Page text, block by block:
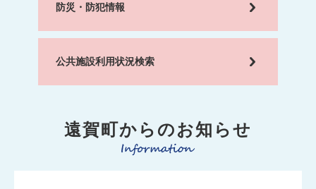
防災・防犯情報
公共施設利用状況検索
遠賀町からのお知らせ